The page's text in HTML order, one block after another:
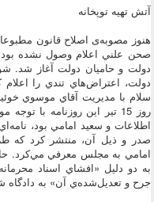
آتش تهيه توپخانه
هنوز مصوبه‌ی اصلاح قانون
صحن علني اعلام وصول نشده
دولت و حاميان دولت آغاز شد.
دولت، اعتراض‌هاي تندي را
سلام با مديريت آقاي موسوي
روز 15 تير اين روزنامه با
اطلاعات و سعيد امامي بود،
صدر و ذيل آن، منتشر كرد كه
امامي به مجلس معرفي مي‌كرد.
به دو دليل «افشاي اسناد
جرح و تعديل‌شده‌ي آن» به دادگاه